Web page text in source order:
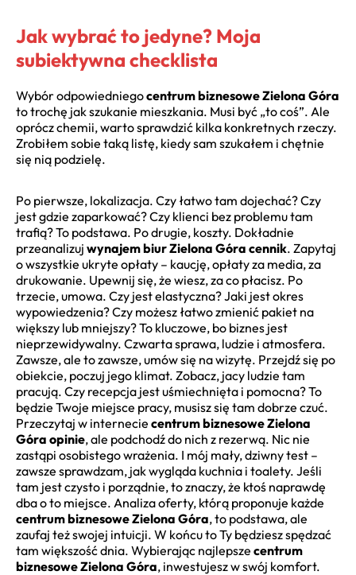
Jak wybrać to jedyne? Moja
subiektywna checklista
Wybór odpowiedniegocentrum biznesowe Zielona Góra
to trochę jak szukanie mieszkania. Musi być „to coś”. Ale
oprócz chemii, warto sprawdzić kilka konkretnych rzeczy.
Zrobiłem sobie taką listę, kiedy sam szukałem i chętnie
się nią podzielę.
Po pierwsze, lokalizacja. Czy łatwo tam dojechać? Czy
jest gdzie zaparkować? Czy klienci bez problemu tam
trafią? To podstawa. Po drugie, koszty. Dokładnie
przeanalizuj wynajem biur Zielona Góra cennik. Zapytaj
o wszystkie ukryte opłaty – kaucję, opłaty za media, za
drukowanie. Upewnij się, że wiesz, za co płacisz. Po
trzecie, umowa. Czy jest elastyczna? Jaki jest okres
wypowiedzenia? Czy możesz łatwo zmienić pakiet na
większy lub mniejszy? To kluczowe, bo biznes jest
nieprzewidywalny. Czwarta sprawa, ludzie i atmosfera.
Zawsze, ale to zawsze, umów się na wizytę. Przejdź się po
obiekcie, poczuj jego klimat. Zobacz, jacy ludzie tam
pracują. Czy recepcja jest uśmiechnięta i pomocna? To
będzie Twoje miejsce pracy, musisz się tam dobrze czuć.
Przeczytaj w internecie centrum biznesowe Zielona
Góra opinie, ale podchodź do nich z rezerwą. Nic nie
zastąpi osobistego wrażenia. I mój mały, dziwny test –
zawsze sprawdzam, jak wygląda kuchnia i toalety. Jeśli
tam jest czysto i porządnie, to znaczy, że ktoś naprawdę
dba o to miejsce. Analiza oferty, którą proponuje każde
centrum biznesowe Zielona Góra, to podstawa, ale
zaufaj też swojej intuicji. W końcu to Ty będziesz spędzać
tam większość dnia. Wybierając najlepsze centrum
biznesowe Zielona Góra, inwestujesz w swój komfort.